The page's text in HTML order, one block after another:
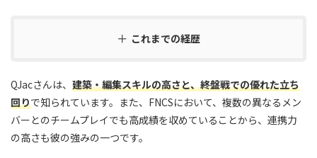
これまでの経歴
QJacさんは、 建築・編集スキルの高さと、終盤戦での優れた立ち
回りで知られています。また、FNCSにおいて、複数の異なるメン
バーとのチームプレイでも高成績を収めていることから、連携力
の高さも彼の強みの一つです。